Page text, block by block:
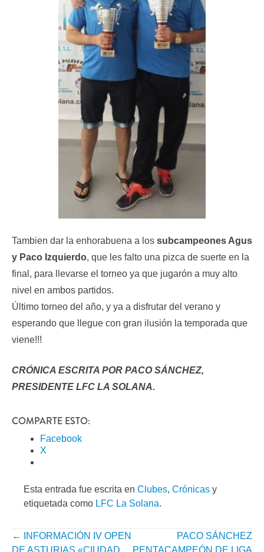
Tambien dar la enhorabuena a los subcampeones Agus
y Paco Izquierdo, que les falto una pizca de suerte en la
final, para llevarse el torneo ya que jugarón a muy alto
nivel en ambos partidos.
Último torneo del año, y ya a disfrutar del verano y
esperando que llegue con gran ilusión la temporada que
viene!!!
CRÓNICA ESCRITA POR PACO SÁNCHEZ,
PRESIDENTE LFC LA SOLANA.
COMPARTE ESTO:
Facebook
X
Esta entrada fue escrita en Clubes, Crónicas y
etiquetada como LFC La Solana.
NAVEGACIÓN
←
INFORMACIÓN IV OPEN
DE ASTURIAS «CIUDAD
PACO SÁNCHEZ
PENTACAMPEÓN DE LIGA